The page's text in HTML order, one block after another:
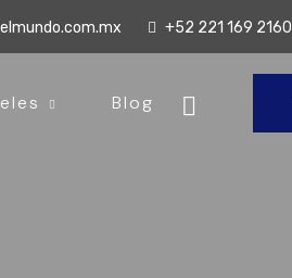
+52 221 169 2160
Blog